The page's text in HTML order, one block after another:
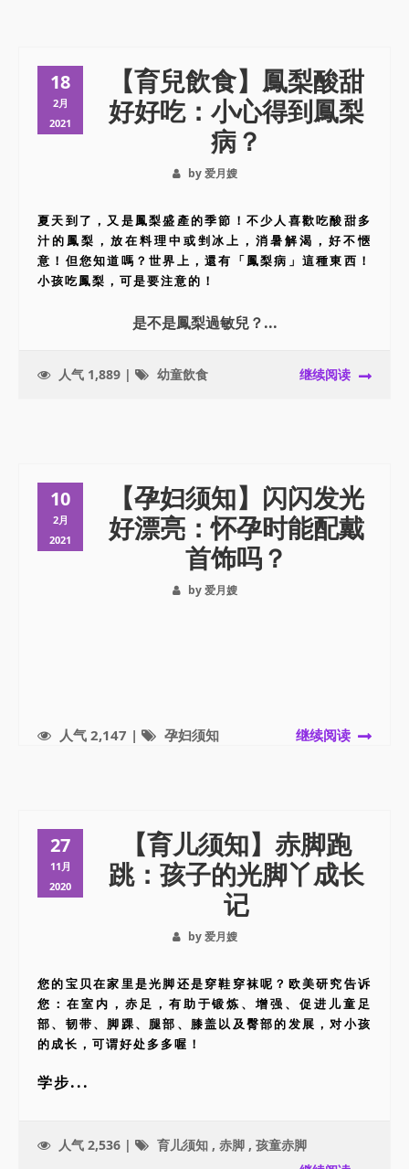
18
2月
2021
【育兒飲食】鳳梨酸甜
好好吃：小心得到鳳梨
病？
by 爱月嫂
夏天到了，又是鳳梨盛產的季節！不少人喜歡吃酸甜多
汁的鳳梨，放在料理中或剉冰上，消暑解渴，好不愜
意！但您知道嗎？世界上，還有「鳳梨病」這種東西！
小孩吃鳳梨，可是要注意的！
是不是鳳梨過敏兒？...
人气 1,889 | 幼童飲食 继续阅读
10
2月
2021
【孕妇须知】闪闪发光
好漂亮：怀孕时能配戴
首饰吗？
by 爱月嫂
人气 2,147 | 孕妇须知 继续阅读
27
11月
2020
【育儿须知】赤脚跑
跳：孩子的光脚丫成长
记
by 爱月嫂
您的宝贝在家里是光脚还是穿鞋穿袜呢？欧美研究告诉
您：在室内，赤足，有助于锻炼、增强、促进儿童足
部、韧带、脚踝、腿部、膝盖以及臀部的发展，对小孩
的成长，可谓好处多多喔！
学步...
人气 2,536 | 育儿须知 , 赤脚 , 孩童赤脚